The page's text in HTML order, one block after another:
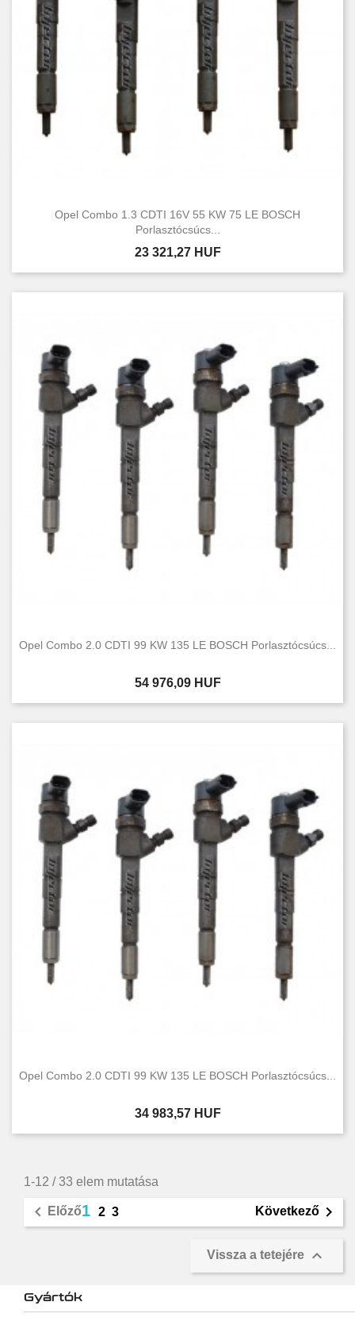
Opel Combo 1.3 CDTI 16V 55 KW 75 LE BOSCH
Porlasztócsúcs...
Ár
23 321,27 HUF
Opel Combo 2.0 CDTI 99 KW 135 LE BOSCH Porlasztócsúcs...
Ár
54 976,09 HUF
Opel Combo 2.0 CDTI 99 KW 135 LE BOSCH Porlasztócsúcs...
Ár
34 983,57 HUF
1-12 / 33 elem mutatása
 Előző1 2 3 Következő 
Vissza a tetejére 
Gyártók